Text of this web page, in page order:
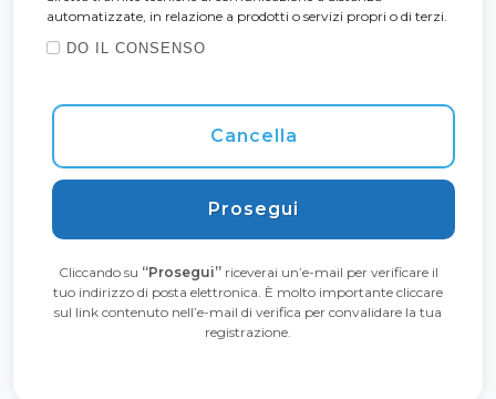
automatizzate, in relazione a prodotti o servizi propri o di terzi.
DO IL CONSENSO
Cancella
Prosegui
Cliccando su “Prosegui”riceverai un’e-mail per verificare il
tuo indirizzo di posta elettronica. È molto importante cliccare
sul link contenuto nell’e-mail di verifica per convalidare la tua
registrazione.